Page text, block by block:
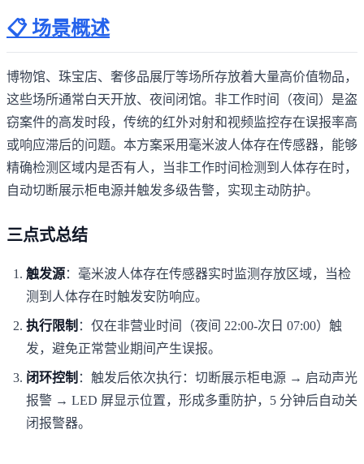
📋 场景概述
博物馆、珠宝店、奢侈品展厅等场所存放着大量高价值物品，
这些场所通常白天开放、夜间闭馆。非工作时间（夜间）是盗
窃案件的高发时段，传统的红外对射和视频监控存在误报率高
或响应滞后的问题。本方案采用毫米波人体存在传感器，能够
精确检测区域内是否有人，当非工作时间检测到人体存在时，
自动切断展示柜电源并触发多级告警，实现主动防护。
三点式总结
触发源：毫米波人体存在传感器实时监测存放区域，当检
测到人体存在时触发安防响应。
执行限制 ：仅在非营业时间（夜间 22:00-次日 07:00）触
发，避免正常营业期间产生误报。
闭环控制 ：触发后依次执行：切断展示柜电源 → 启动声光
报警 → LED 屏显示位置，形成多重防护，5 分钟后自动关
闭报警器。